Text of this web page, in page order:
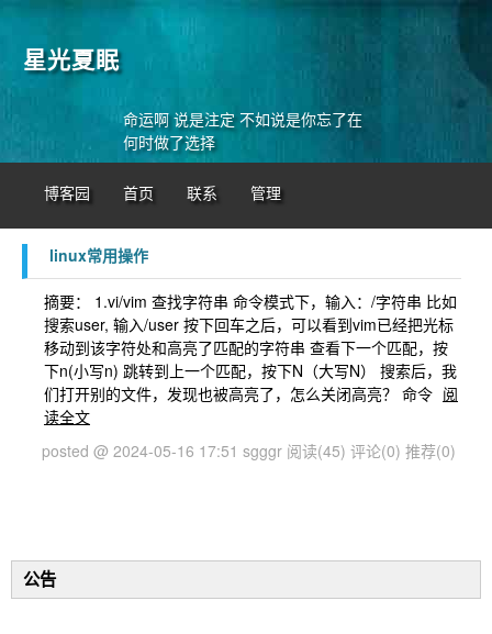
星光夏眠
命运啊 说是注定 不如说是你忘了在
何时做了选择
博客园 首页 联系 管理
linux常用操作
摘要： 1.vi/vim 查找字符串 命令模式下，输入：/字符串 比如
搜索user, 输入/user 按下回车之后，可以看到vim已经把光标
移动到该字符处和高亮了匹配的字符串 查看下一个匹配，按
下n(小写n) 跳转到上一个匹配，按下N（大写N） 搜索后，我
们打开别的文件，发现也被高亮了，怎么关闭高亮？ 命令 阅
读全文
posted @ 2024-05-16 17:51 sgggr 阅读(45) 评论(0) 推荐(0)
公告